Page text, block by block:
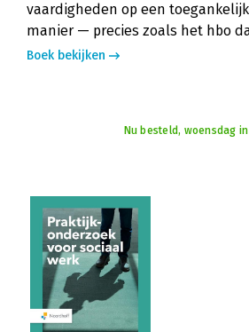
vaardigheden op een
manier — precies zoals het hbo
Boek bekijken
Nu besteld, woensdag